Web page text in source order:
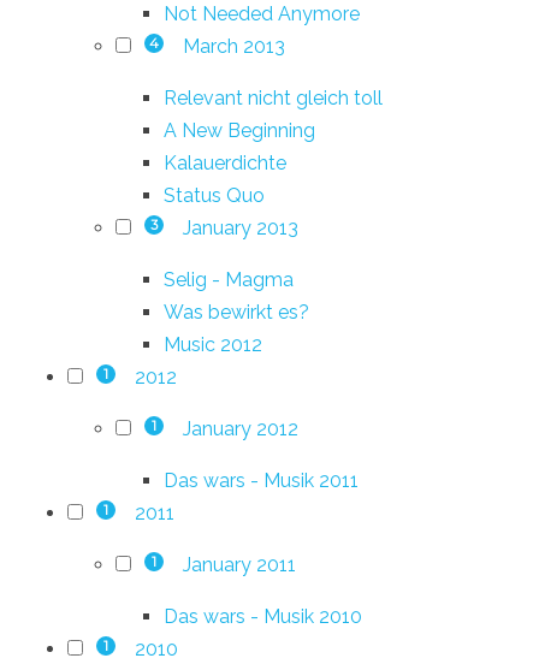
Not Needed Anymore
4 March 2013
Relevant nicht gleich toll
A New Beginning
Kalauerdichte
Status Quo
3 January 2013
Selig - Magma
Was bewirkt es?
Music 2012
1 2012
1 January 2012
Das wars - Musik 2011
1 2011
1 January 2011
Das wars - Musik 2010
1 2010